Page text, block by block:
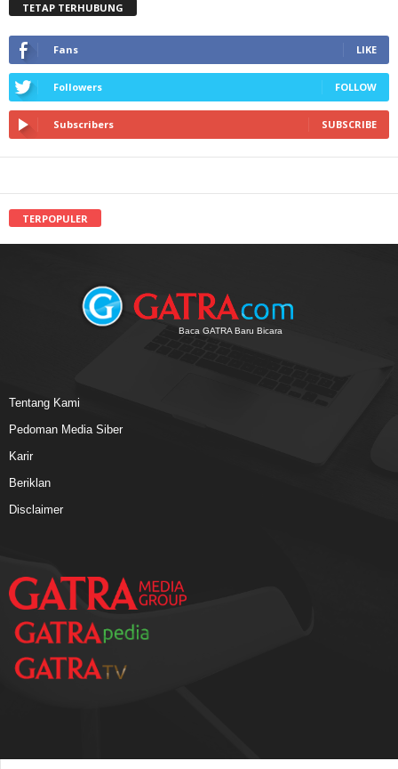
TETAP TERHUBUNG
Fans LIKE
Followers FOLLOW
Subscribers SUBSCRIBE
TERPOPULER
Baca GATRA Baru Bicara
Tentang Kami
Pedoman Media Siber
Karir
Beriklan
Disclaimer